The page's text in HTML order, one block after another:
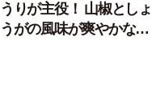
うりが主役！ 山椒としょ
うがの風味が爽やかな、